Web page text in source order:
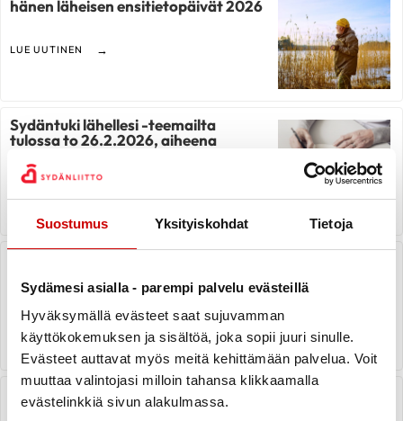
Suostumus Yksityiskohdat Tietoja
Sydämesi asialla - parempi palvelu evästeillä
Hyväksymällä evästeet saat sujuvamman
käyttökokemuksen ja sisältöä, joka sopii juuri sinulle.
Evästeet auttavat myös meitä kehittämään palvelua. Voit
muuttaa valintojasi milloin tahansa klikkaamalla
evästelinkkiä sivun alakulmassa.
hänen läheisen ensitietopäivät 2026
LUE UUTINEN
Sydäntuki lähellesi -teemailta
tulossa to 26.2.2026, aiheena
LUE UUTINEN
LUE UUTINEN
Maailman Sydänpäivä ma 29.9.2025